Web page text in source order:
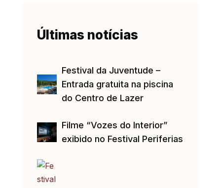
Últimas notícias
Festival da Juventude –
Entrada gratuita na piscina
do Centro de Lazer
Filme “Vozes do Interior”
exibido no Festival Periferias